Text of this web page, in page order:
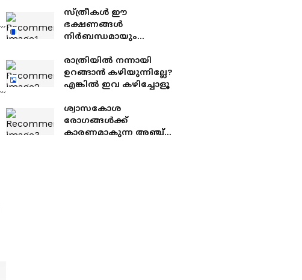
സ്ത്രീകൾ ഈ
ഭക്ഷണങ്ങൾ
നിർബന്ധമായും
ക്യാൻസർ തടയും
രാത്രിയിൽ നന്നായി
‌ഉറങ്ങാൻ കഴിയുന്നില്ലേ?
എങ്കിൽ ഇവ കഴിച്ചോളൂ
ശ്വാസകോശ
രോഗങ്ങൾക്ക്
കാരണമാകുന്ന അഞ്ച്